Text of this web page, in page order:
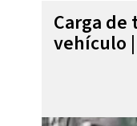
Carga de
vehículo |